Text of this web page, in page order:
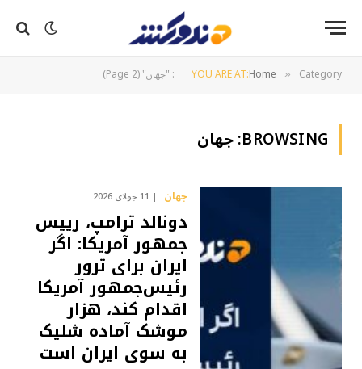
YOU ARE AT:Home » Category: "جهان" (Page 2)
BROWSING: جهان
جهان 11 جولای 2026
دونالد ترامپ، رییس
جمهور آمریکا: اگر
ایران برای ترور
رئیس‌جمهور آمریکا
اقدام کند، هزار
موشک آماده شلیک
به سوی ایران است